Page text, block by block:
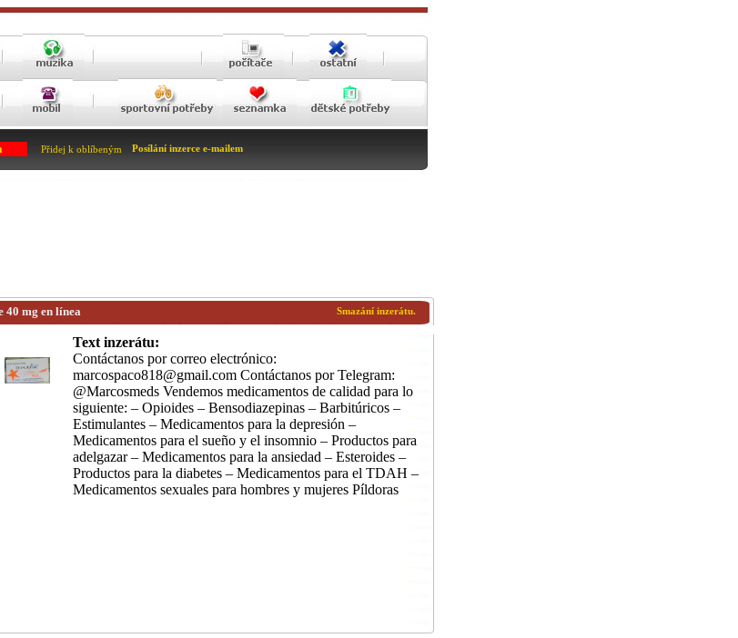
Přidej k oblíbeným Posílání inzerce e-mailem
Smazání inzerátu.
mg en línea
Text inzerátu:
Contáctanos por correo electrónico:
marcospaco818@gmail.com Contáctanos por Telegram:
@Marcosmeds Vendemos medicamentos de calidad para lo
siguiente: – Opioides – Bensodiazepinas – Barbitúricos –
Estimulantes – Medicamentos para la depresión –
Medicamentos para el sueño y el insomnio – Productos para
adelgazar – Medicamentos para la ansiedad – Esteroides –
Productos para la diabetes – Medicamentos para el TDAH –
Medicamentos sexuales para hombres y mujeres Píldoras